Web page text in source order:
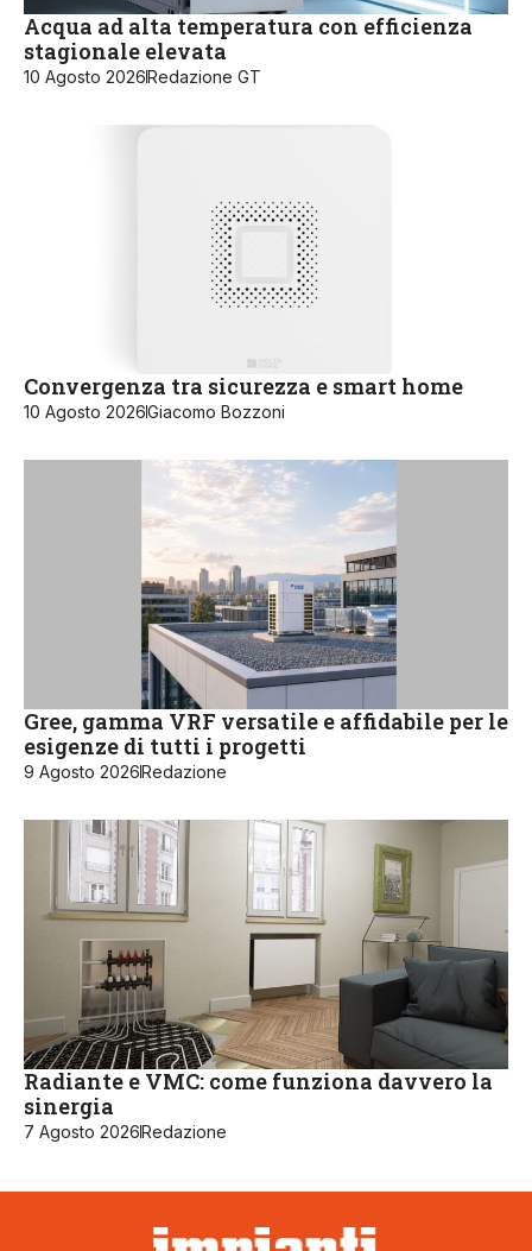
Acqua ad alta temperatura con efficienza
stagionale elevata
10 Agosto 2026Redazione GT
Convergenza tra sicurezza e smart home
10 Agosto 2026Giacomo Bozzoni
Gree, gamma VRF versatile e affidabile per le
esigenze di tutti i progetti
9 Agosto 2026Redazione
Radiante e VMC: come funziona davvero la
sinergia
7 Agosto 2026Redazione